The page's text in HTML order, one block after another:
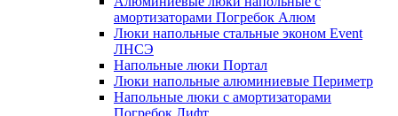
амортизаторами Погребок Алюм
Люки напольные стальные эконом Event
ЛНСЭ
Напольные люки Портал
Люки напольные алюминиевые Периметр
Напольные люки с амортизаторами
Погребок Лифт